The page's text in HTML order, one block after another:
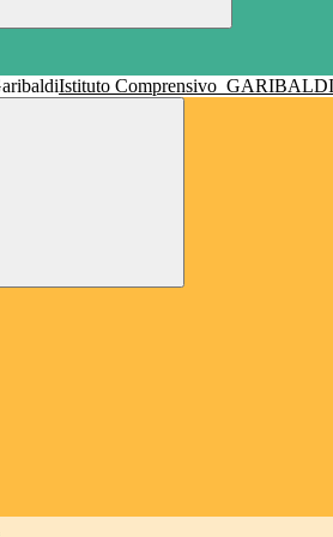
Istituto Comprensivo GARIBALDI